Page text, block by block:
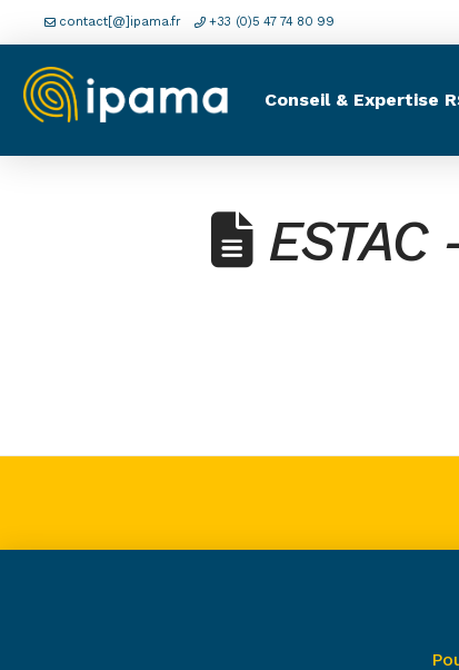
contact[@]ipama.fr +33 (0)5 47 74 80 99
Conseil & Expertise
ESTAC